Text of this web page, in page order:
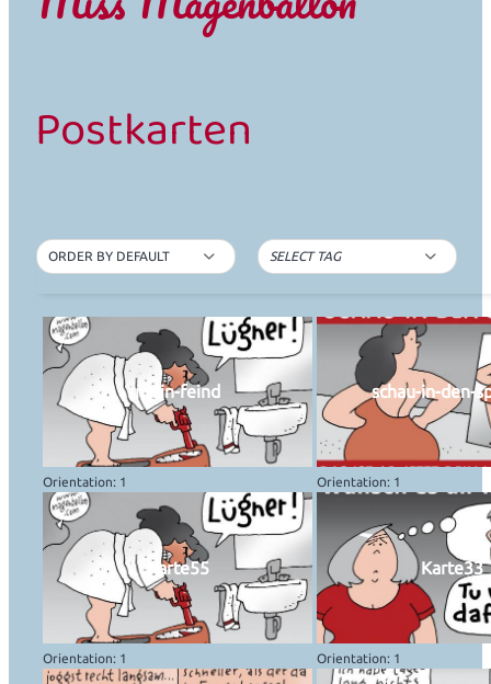
Postkarten
ORDER BY DEFAULT SELECT TAG
mein-feind
Orientation: 1
schau-in-den-
Orientation: 1
Karte55
Orientation: 1
Karte33
Orientation: 1